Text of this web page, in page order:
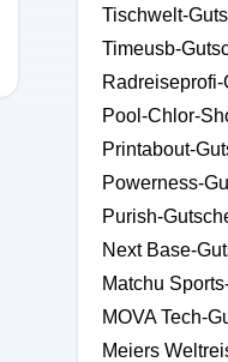
Tischwelt-
Timeusb-
Pool-Chlor-
Printabout-
Powerness-
Purish-
Next Base-
Matchu
MOVA Tech-
Meiers